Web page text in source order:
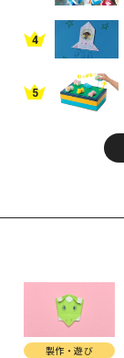
4
5
製作・遊び